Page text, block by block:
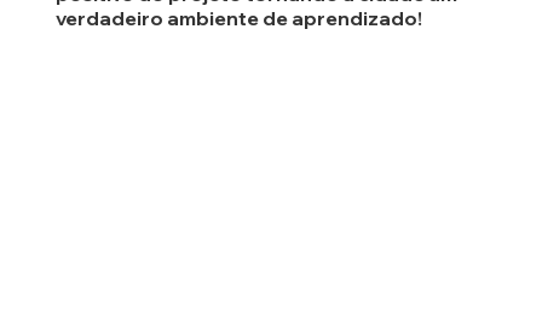
verdadeiro ambiente de aprendizado!